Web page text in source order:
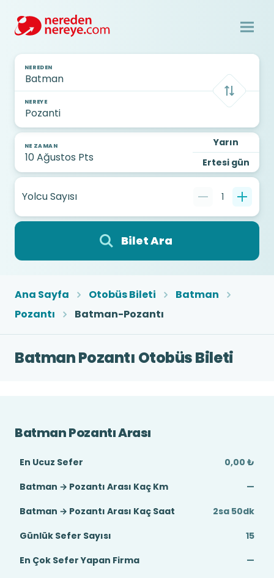
NEREDEN
NEREYE
NE ZAMAN
Yarın
Ertesi gün
Yolcu Sayısı 1
Bilet Ara
Ana Sayfa Otobüs Bileti
Batman
Pozantı
Batman-Pozantı
Batman Pozantı Otobüs Bileti
Batman Pozantı Arası
En Ucuz Sefer
0,00 ₺
Batman → Pozantı Arası Kaç Km
—
Batman → Pozantı Arası Kaç Saat
2sa 50dk
Günlük Sefer Sayısı
15
En Çok Sefer Yapan Firma
—